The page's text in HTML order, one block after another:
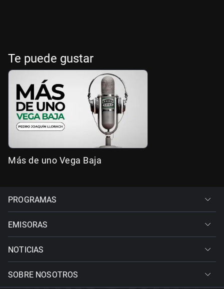
Te puede gustar
Más de uno Vega Baja
PROGRAMAS
EMISORAS
NOTICIAS
SOBRE NOSOTROS